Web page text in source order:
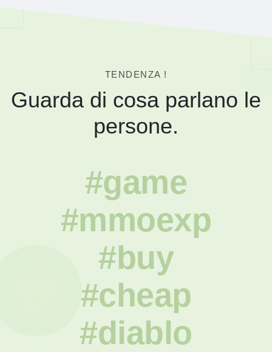
TENDENZA !
Guarda di cosa parlano le
persone.
#game
#mmoexp
#buy
#cheap
#diablo